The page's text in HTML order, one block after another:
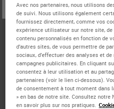
OUI
Politique de confidentialité
Agreements
Cookie Policy
California: Do Not Sell My
Mentions légales
Investigator Initiated Study
Avec nos partenaires, nous utilisons
de suivi. Nous utilisons également
fournissez directement, comme vos
expérience utilisateur sur notre site,
contenu personnalisés en fonction de
d’autres sites, de vous permettre de
sociaux, d’effectuer des analyses et
campagnes publicitaires. En cliquant
consentez à leur utilisation et au
partenaires (voir le lien ci-dessous).
de consentement à tout moment dans
» en bas de notre site. Consultez
en savoir plus sur nos pratiques.